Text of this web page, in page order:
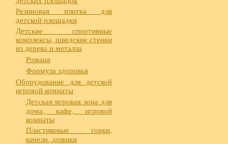
Резиновая плитка для
детской площадки
Детские спортивные
комплексы, шведские стенки
из дерева и металла
Романа
Формула здоровья
Оборудование для детской
игровой комнаты
Детская игровая зона для
дома, кафе, игровой
комнаты
Пластиковые горки,
качели, домики